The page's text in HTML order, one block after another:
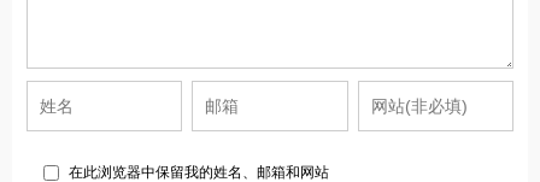
在此浏览器中保留我的姓名、邮箱和网站